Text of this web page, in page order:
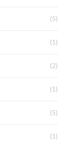
(5)
(1)
(2)
(1)
(5)
(1)